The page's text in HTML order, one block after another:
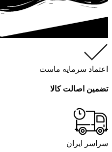
اعتماد سرمایه ماست
تضمین اصالت کالا
سراسر ایران